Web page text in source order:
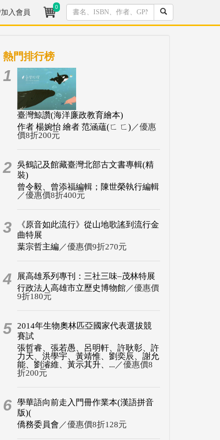
入會員
0
熱門排行榜
1
臺灣鯨讚(海洋廉政教育繪本)
作者 楊婉怡 繪者 范涵蘊(ㄈ ㄈ) ／優惠
價8折200元
2 吳鶴記及館藏臺灣北部古文書專輯(精
裝)
曾令毅、曾添福編輯；陳世榮執行編輯
／優惠價8折400元
3
《原音如此流行》從山地歌謠到流行金
曲特展
葉宗哲主編 ／優惠價9折270元
4
展高雄系列專刊：三社三味–茂林特展
行政法人高雄市立歷史博物館／優惠價
9折180元
5 2014年生物奧林匹亞國家代表選拔競
賽試
張哲睿、張若愚、呂明軒、許耿彰、許
力天、洪學宇、黃靖惟、劉奕辰、謝允
能、劉濬維、黃示其升、... ／優惠價8
折200元
6 學華語向前走入門冊作業本(漢語拼音
版)(
僑務委員會 ／優惠價8折128元